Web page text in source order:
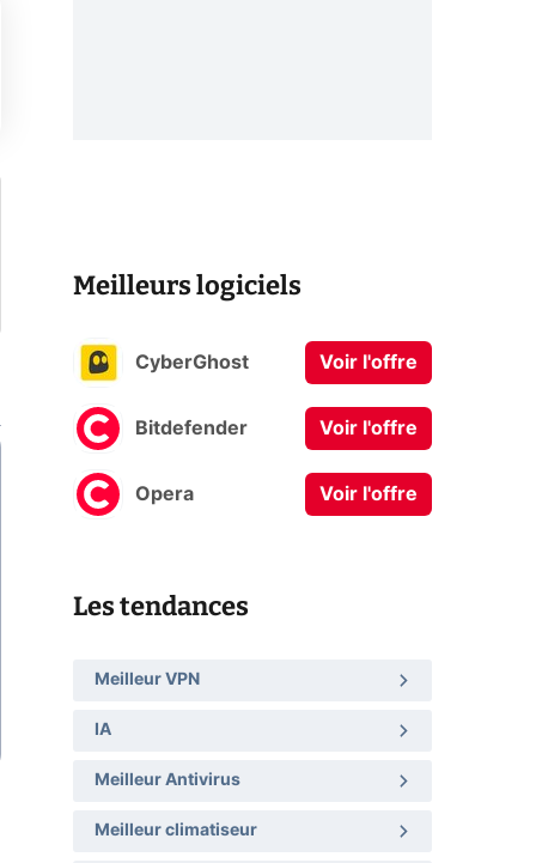
Meilleurs logiciels
CyberGhost Voir l'offre
Bitdefender Voir l'offre
Opera Voir l'offre
Les tendances
Meilleur VPN
IA
Meilleur Antivirus
Meilleur climatiseur